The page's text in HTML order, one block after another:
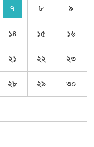
৭ ৮ ৯
১৪ ১৫ ১৬
২১ ২২ ২৩
২৮ ২৯ ৩০